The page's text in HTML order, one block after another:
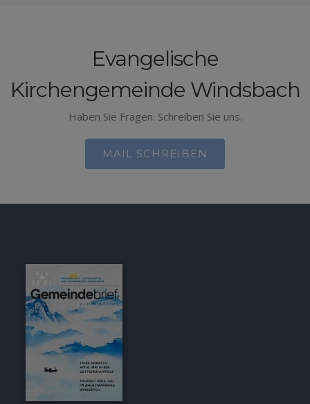
Evangelische
Kirchengemeinde Windsbach
Haben Sie Fragen. Schreiben Sie uns.
MAIL SCHREIBEN